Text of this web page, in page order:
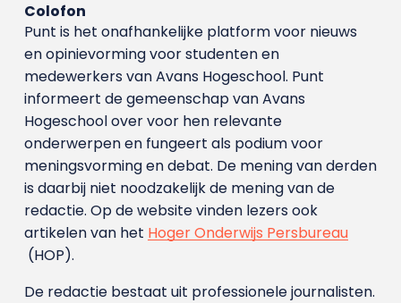
Colofon
Punt is het onafhankelijke platform voor nieuws
en opinievorming voor studenten en
medewerkers van Avans Hoge­school. Punt
informeert de gemeenschap van Avans
Hogeschool over voor hen relevante
onderwerpen en fungeert als podium voor
meningsvorming en debat. De mening van derden
is daarbij niet noodzakelijk de mening van de
redactie. Op de website vinden lezers ook
artikelen van het Hoger Onderwijs Persbureau
(HOP).
De redactie bestaat uit professionele journalisten.